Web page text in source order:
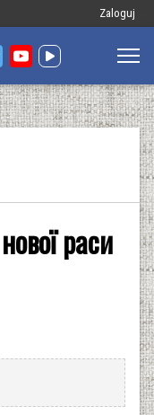
Меню
запису
Zaloguj
раси